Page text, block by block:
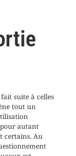
suite à celles
tout un
pour autant
certains. Au